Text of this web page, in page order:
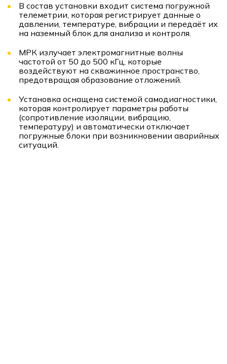
В состав установки входит система погружной
телеметрии, которая регистрирует данные о
давлении, температуре, вибрации и передаёт их
на наземный блок для анализа и контроля.
МРК излучает электромагнитные волны
частотой от 50 до 500 кГц, которые
воздействуют на скважинное пространство,
предотвращая образование отложений.
Установка оснащена системой самодиагностики,
которая контролирует параметры работы
(сопротивление изоляции, вибрацию,
температуру) и автоматически отключает
погружные блоки при возникновении аварийных
ситуаций.